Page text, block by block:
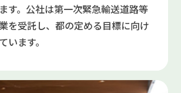
す。公社は第一次緊急輸送道路等
を受託し、都の定める目標に向け
います。